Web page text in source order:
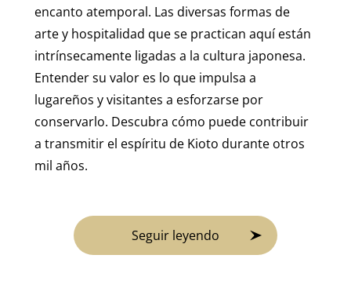
encanto atemporal. Las diversas formas de
arte y hospitalidad que se practican aquí están
intrínsecamente ligadas a la cultura japonesa.
Entender su valor es lo que impulsa a
lugareños y visitantes a esforzarse por
conservarlo. Descubra cómo puede contribuir
a transmitir el espíritu de Kioto durante otros
mil años.
Seguir leyendo